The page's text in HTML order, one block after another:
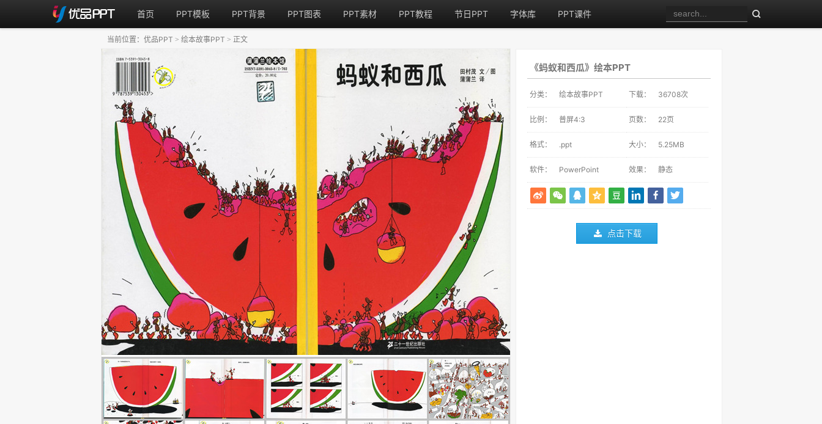
首页 PPT模板 PPT背景 PPT图表 PPT素材 PPT教程 节日PPT 字体库 PPT课件
《蚂蚁和西瓜》绘本PPT
分类： 绘本故事PPT 下载： 36708次
比例： 普屏4:3 页数： 22页
格式： .ppt 大小： 5.25MB
软件： PowerPoint 效果： 静态
点击下载
当前位置： 优品PPT > 绘本故事PPT > 正文